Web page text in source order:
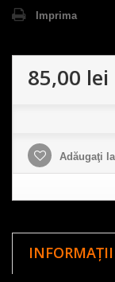
Imprima
85,00 lei
Adăugaţi
INFORMAȚII